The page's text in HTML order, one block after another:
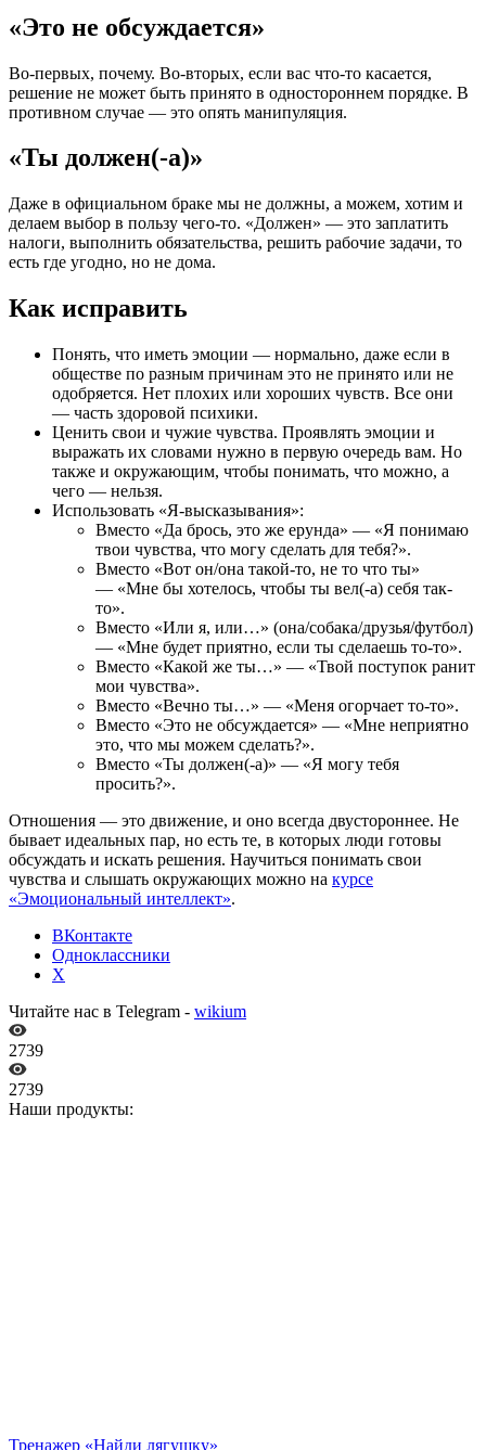
«Это не обсуждается»
Во-первых, почему. Во-вторых, если вас что-то касается,
решение не может быть принято в одностороннем порядке. В
противном случае — это опять манипуляция.
«Ты должен(-а)»
Даже в официальном браке мы не должны, а можем, хотим и
делаем выбор в пользу чего-то. «Должен» — это заплатить
налоги, выполнить обязательства, решить рабочие задачи, то
есть где угодно, но не дома.
Как исправить
Понять, что иметь эмоции — нормально, даже если в
обществе по разным причинам это не принято или не
одобряется. Нет плохих или хороших чувств. Все они
— часть здоровой психики.
Ценить свои и чужие чувства. Проявлять эмоции и
выражать их словами нужно в первую очередь вам. Но
также и окружающим, чтобы понимать, что можно, а
чего — нельзя.
Использовать «Я-высказывания»:
Вместо «Да брось, это же ерунда» — «Я понимаю
твои чувства, что могу сделать для тебя?».
Вместо «Вот он/она такой-то, не то что ты»
— «Мне бы хотелось, чтобы ты вел(-а) себя так-
то».
Вместо «Или я, или…» (она/собака/друзья/футбол)
— «Мне будет приятно, если ты сделаешь то-то».
Вместо «Какой же ты…» — «Твой поступок ранит
мои чувства».
Вместо «Вечно ты…» — «Меня огорчает то-то».
Вместо «Это не обсуждается» — «Мне неприятно
это, что мы можем сделать?».
Вместо «Ты должен(-а)» — «Я могу тебя
просить?».
Отношения — это движение, и оно всегда двустороннее. Не
бывает идеальных пар, но есть те, в которых люди готовы
обсуждать и искать решения. Научиться понимать свои
чувства и слышать окружающих можно на курсе
«Эмоциональный интеллект».
ВКонтакте
Одноклассники
X
Читайте нас в Telegram - wikium
2739
2739
Наши продукты:
Тренажер «Найди лягушку»